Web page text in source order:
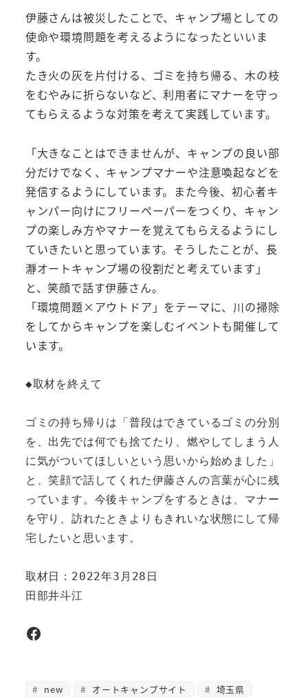
伊藤さんは被災したことで、キャンプ場としての
使命や環境問題を考えるようになったといいま
す。
たき火の灰を片付ける、ゴミを持ち帰る、木の枝
をむやみに折らないなど、利用者にマナーを守っ
てもらえるような対策を考えて実践しています。
「大きなことはできませんが、キャンプの良い部
分だけでなく、キャンプマナーや注意喚起などを
発信するようにしています。また今後、初心者キ
ャンパー向けにフリーペーパーをつくり、キャン
プの楽しみ方やマナーを覚えてもらえるようにし
ていきたいと思っています。そうしたことが、長
瀞オートキャンプ場の役割だと考えています」
と、笑顔で話す伊藤さん。
「環境問題×アウトドア」をテーマに、川の掃除
をしてからキャンプを楽しむイベントも開催して
います。
◆取材を終えて
ゴミの持ち帰りは「普段はできているゴミの分別
を、出先では何でも捨てたり、燃やしてしまう人
に気がついてほしいという思いから始めました」
と、笑顔で話してくれた伊藤さんの言葉が心に残
っています。今後キャンプをするときは、マナー
を守り、訪れたときよりもきれいな状態にして帰
宅したいと思います。
取材日：2022年3月28日
田部井斗江
Facebook
new オートキャンプサイト
埼玉県